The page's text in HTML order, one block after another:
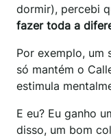
dormir), percebi
fazer toda a
Por exemplo, um
só mantém o
estimula
E eu? Eu ganho
disso, um bom